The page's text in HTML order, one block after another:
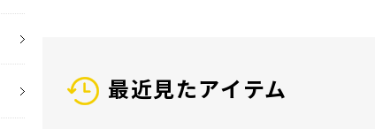
最近見たアイテム